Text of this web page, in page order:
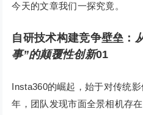
今天的文章我们一探究竟。
自研技术构建竞争壁垒：
事”的颠覆性创新01
Insta360的崛起，始于对传统
年，团队发现市面全景相机存